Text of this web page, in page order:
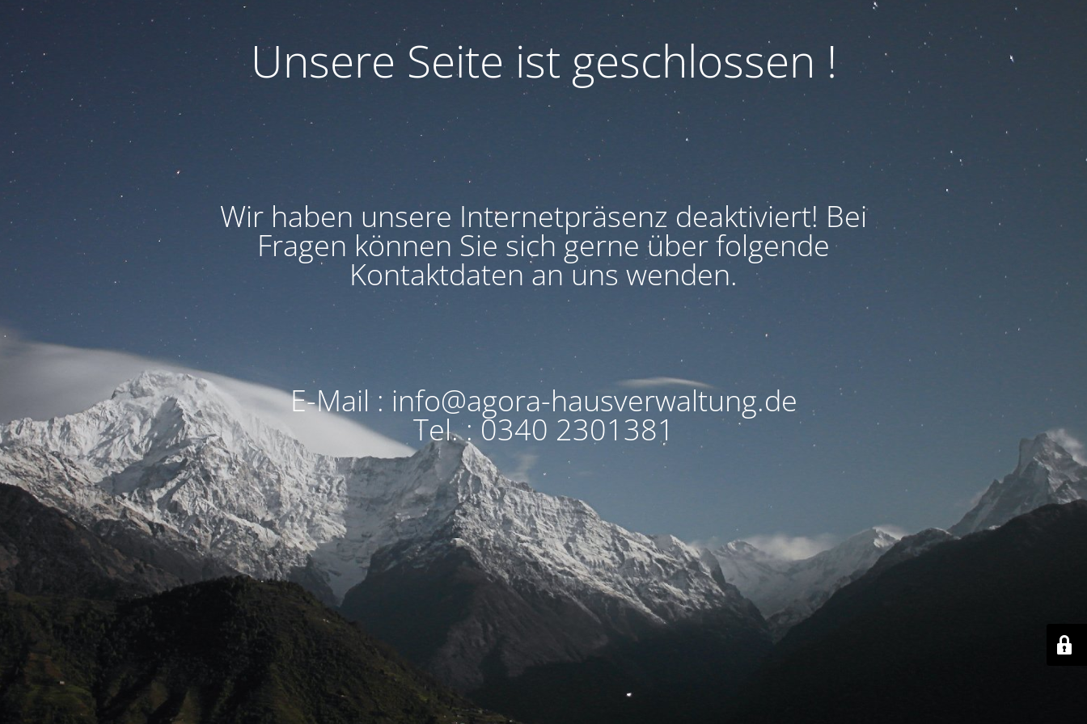
Unsere Seite ist geschlossen !
Wir haben unsere Internetpräsenz deaktiviert! Bei
Fragen können Sie sich gerne über folgende
Kontaktdaten an uns wenden.
E-Mail : info@agora-hausverwaltung.de
Tel. : 0340 2301381